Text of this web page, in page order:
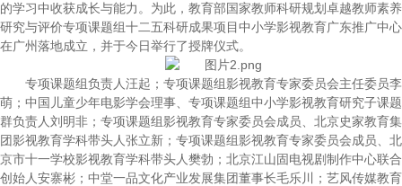
的学习中收获成长与能力。为此，教育部国家教师科研规划卓越教师素养
研究与评价专项课题组十二五科研成果项目中小学影视教育广东推广中心
在广州落地成立，并于今日举行了授牌仪式。
专项课题组负责人汪起；专项课题组影视教育专家委员会主任委员李
萌；中国儿童少年电影学会理事、专项课题组中小学影视教育研究子课题
群负责人刘明非；专项课题组影视教育专家委员会成员、北京史家教育集
团影视教育学科带头人张立新；专项课题组影视教育专家委员会成员、北
京市十一学校影视教育学科带头人樊勃；北京江山固电视剧制作中心联合
创始人安寨彬；中堂一品文化产业发展集团董事长毛乐川；艺风传媒教育